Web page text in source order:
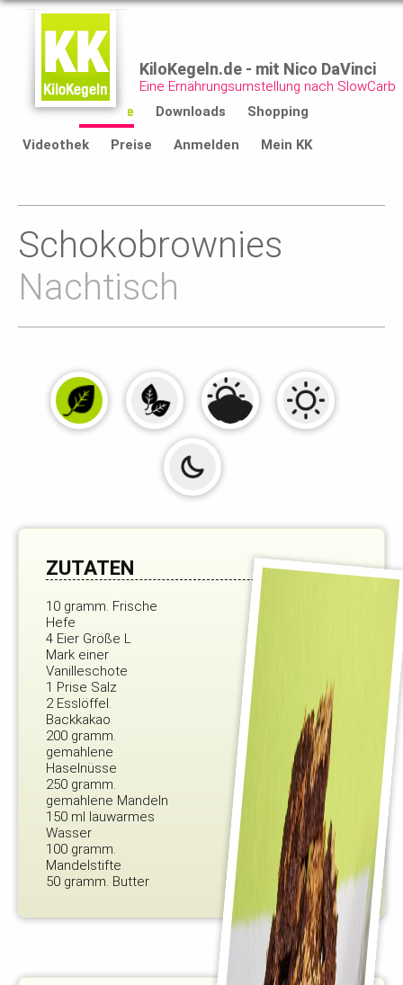
KiloKegeln.de - mit Nico DaVinci
Eine Ernährungsumstellung nach SlowCarb
Start
Rezepte Downloads Shopping
Videothek Preise Anmelden Mein KK
Schokobrownies
Nachtisch
ZUTATEN
10 gramm. Frische
Hefe
4 Eier Größe L
Mark einer
Vanilleschote
1 Prise Salz
2 Esslöffel.
Backkakao
200 gramm.
gemahlene
Haselnüsse
250 gramm.
gemahlene Mandeln
150 ml lauwarmes
Wasser
100 gramm.
Mandelstifte
50 gramm. Butter